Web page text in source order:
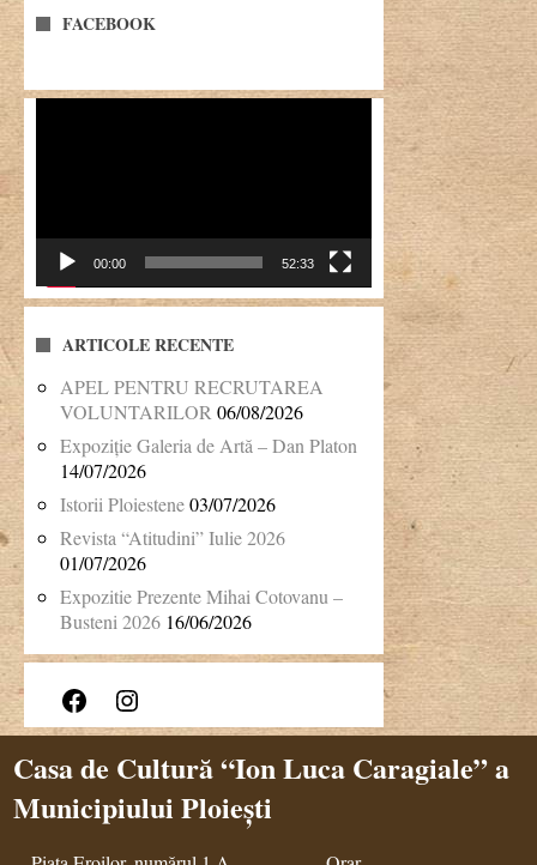
FACEBOOK
00:00 52:33
ARTICOLE RECENTE
APEL PENTRU RECRUTAREA
VOLUNTARILOR 06/08/2026
Expoziție Galeria de Artă – Dan Platon
14/07/2026
Istorii Ploiestene03/07/2026
Revista “Atitudini” Iulie 2026
01/07/2026
Expozitie Prezente Mihai Cotovanu –
Busteni 2026 16/06/2026
Facebook Instagram
Casa de Cultură “Ion Luca Caragiale” a
Municipiului Ploiești